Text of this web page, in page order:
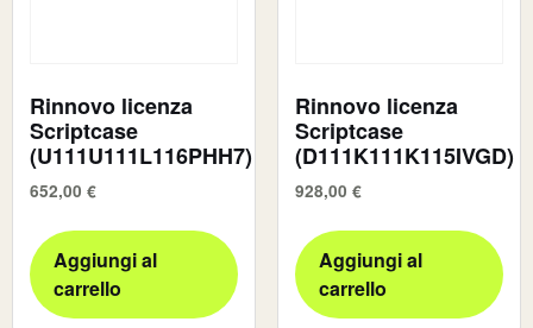
Rinnovo licenza
Scriptcase
(U111U111L116PHH7)
652,00 €
Aggiungi al
carrello
Rinnovo licenza
Scriptcase
(D111K111K115IVGD)
928,00 €
Aggiungi al
carrello